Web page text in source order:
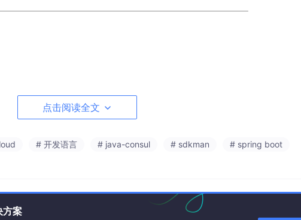
点击阅读全文
# 开发语言 # java-consul # sdkman # spring boot
方案